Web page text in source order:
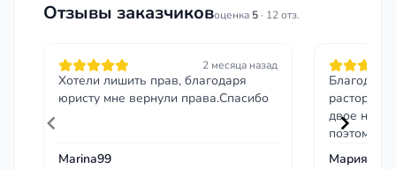
Отзывы заказчиковоценка 5 · 12 отз.
2 месяца назад
Хотели лишить прав, благодаря
юристу мне вернули права.Спасибо
Marina99
двое
поэтому
Мария В.